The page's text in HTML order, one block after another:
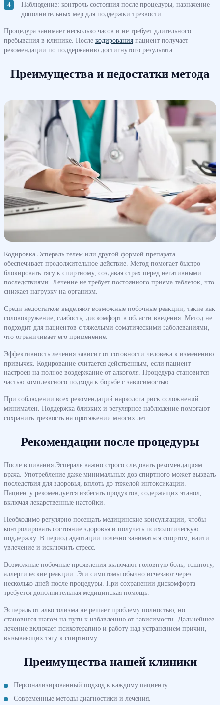
Наблюдение: контроль состояния после процедуры, назначение
дополнительных мер для поддержки трезвости.
Процедура занимает несколько часов и не требует длительного
пребывания в клинике. После кодирования пациент получает
рекомендации по поддержанию достигнутого результата.
Преимущества и недостатки метода
Кодировка Эспераль гелем или другой формой препарата
обеспечивает продолжительное действие. Метод помогает быстро
блокировать тягу к спиртному, создавая страх перед негативными
последствиями. Лечение не требует постоянного приема таблеток, что
снижает нагрузку на организм.
Среди недостатков выделяют возможные побочные реакции, такие как
головокружение, слабость, дискомфорт в области введения. Метод не
подходит для пациентов с тяжелыми соматическими заболеваниями,
что ограничивает его применение.
Эффективность лечения зависит от готовности человека к изменению
привычек. Кодирование считается действенным, если пациент
настроен на полное воздержание от алкоголя. Процедура становится
частью комплексного подхода к борьбе с зависимостью.
При соблюдении всех рекомендаций нарколога риск осложнений
минимален. Поддержка близких и регулярное наблюдение помогают
сохранить трезвость на протяжении многих лет.
Рекомендации после процедуры
После вшивания Эспераль важно строго следовать рекомендациям
врача. Употребление даже минимальных доз спиртного может вызвать
последствия для здоровья, вплоть до тяжелой интоксикации.
Пациенту рекомендуется избегать продуктов, содержащих этанол,
включая лекарственные настойки.
Необходимо регулярно посещать медицинские консультации, чтобы
контролировать состояние здоровья и получать психологическую
поддержку. В период адаптации полезно заниматься спортом, найти
увлечение и исключить стресс.
Возможные побочные проявления включают головную боль, тошноту,
аллергические реакции. Эти симптомы обычно исчезают через
несколько дней после процедуры. При сохранении дискомфорта
требуется дополнительная медицинская помощь.
Эспераль от алкоголизма не решает проблему полностью, но
становится шагом на пути к избавлению от зависимости. Дальнейшее
лечение включает психотерапию и работу над устранением причин,
вызывающих тягу к спиртному.
Преимущества нашей клиники
Персонализированный подход к каждому пациенту.
Современные методы диагностики и лечения.